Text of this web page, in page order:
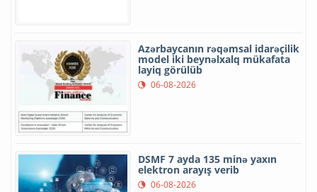
Azərbaycanın rəqəmsal idarəçilik
model iki beynəlxalq mükafata
layiq görülüb
06-08-2026
DSMF 7 ayda 135 minə yaxın
elektron arayış verib
06-08-2026